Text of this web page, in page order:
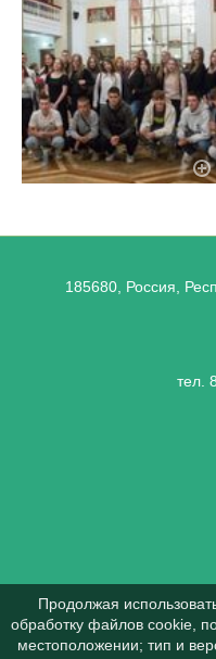
185680, Россия,
тел.
Продолжая
обработку файлов cookie,
местоположении; тип и